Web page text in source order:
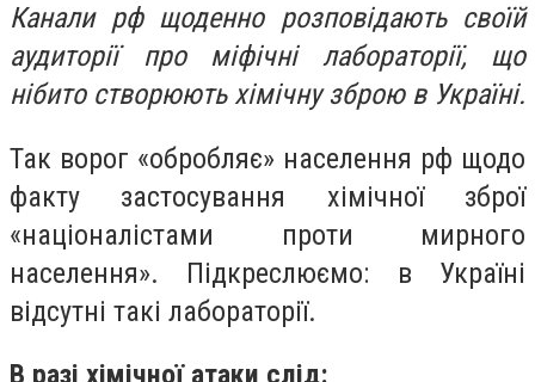
Канали рф щоденно розповідають своїй
аудиторії про міфічні лабораторії, що
нібито створюють хімічну зброю в Україні.
Так ворог «обробляє» населення рф щодо
факту застосування хімічної зброї
«націоналістами проти мирного
населення». Підкреслюємо: в Україні
відсутні такі лабораторії.
В разі хімічної атаки слід: